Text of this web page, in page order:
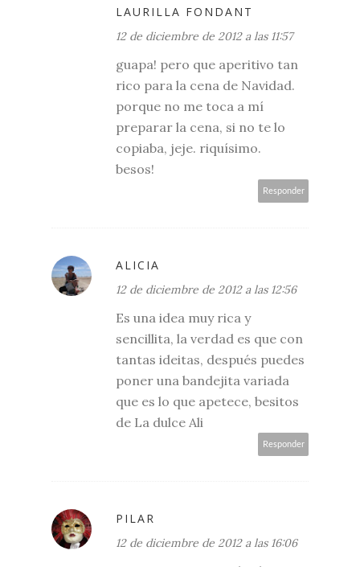
LAURILLA FONDANT
12 de diciembre de 2012 a las 11:57
guapa! pero que aperitivo tan
rico para la cena de Navidad.
porque no me toca a mí
preparar la cena, si no te lo
copiaba, jeje. riquísimo.
besos!
Responder
ALICIA
12 de diciembre de 2012 a las 12:56
Es una idea muy rica y
sencillita, la verdad es que con
tantas ideitas, después puedes
poner una bandejita variada
que es lo que apetece, besitos
de La dulce Ali
Responder
PILAR
12 de diciembre de 2012 a las 16:06